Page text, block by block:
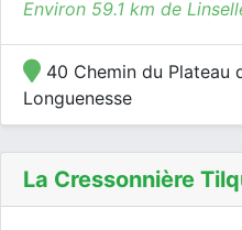
Environ 59.1 km de
40 Chemin du Plateau
Longuenesse
La Cressonnière